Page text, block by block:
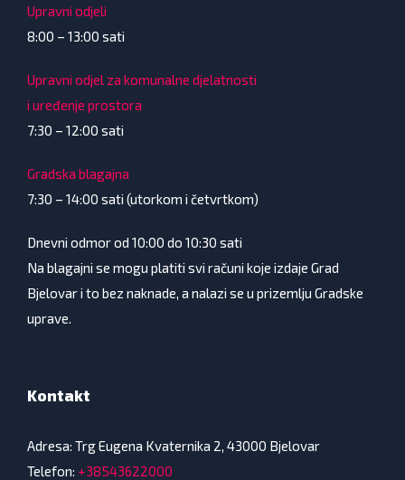
Upravni odjeli
8:00 – 13:00 sati
Upravni odjel za komunalne djelatnosti
i uređenje prostora
7:30 – 12:00 sati
Gradska blagajna
7:30 – 14:00 sati (utorkom i četvrtkom)
Dnevni odmor od 10:00 do 10:30 sati
Na blagajni se mogu platiti svi računi koje izdaje Grad
Bjelovar i to bez naknade, a nalazi se u prizemlju Gradske
uprave.
Kontakt
Adresa: Trg Eugena Kvaternika 2, 43000 Bjelovar
Telefon: +38543622000